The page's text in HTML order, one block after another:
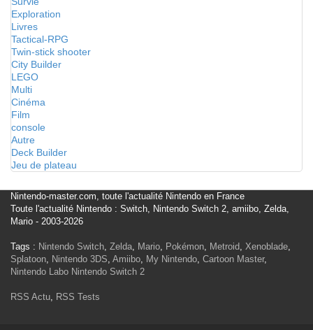
Exploration
Livres
Tactical-RPG
Twin-stick shooter
City Builder
LEGO
Multi
Cinéma
Film
console
Autre
Deck Builder
Jeu de plateau
Nintendo-master.com, toute l'actualité Nintendo en France
Toute l'actualité Nintendo : Switch, Nintendo Switch 2, amiibo, Zelda,
Mario - 2003-2026
Tags : Nintendo Switch, Zelda, Mario, Pokémon, Metroid, Xenoblade,
Splatoon, Nintendo 3DS, Amiibo, My Nintendo, Cartoon Master,
Nintendo Labo Nintendo Switch 2
RSS Actu, RSS Tests